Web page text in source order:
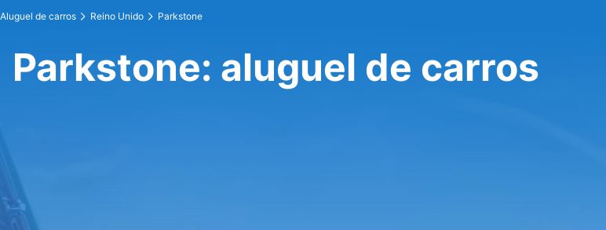
Aluguel de carros Reino Unido Parkstone
Parkstone: aluguel de carros